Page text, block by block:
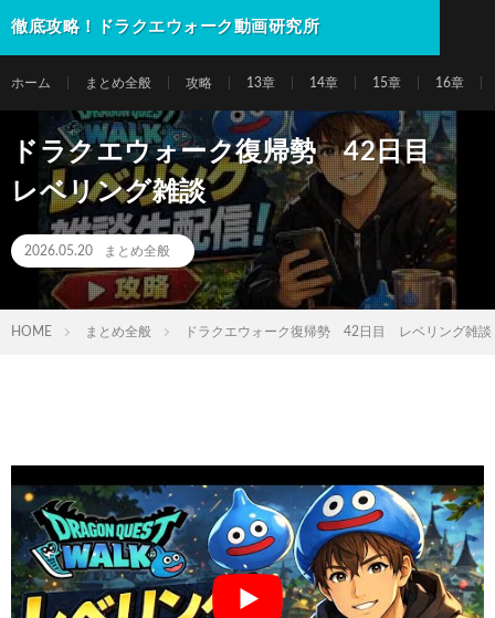
徹底攻略！ドラクエウォーク動画研究所
ホーム まとめ全般 攻略 13章 14章 15章 16章
ドラクエウォーク復帰勢 42日目
レベリング雑談
2026.05.20 まとめ全般
HOME まとめ全般 ドラクエウォーク復帰勢 42日目 レベリング雑談